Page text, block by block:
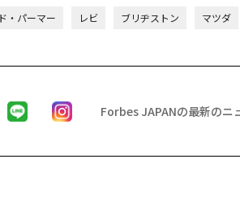
・パーマー レビ ブリヂストン マツダ
Forbes JAPANの最新のニ